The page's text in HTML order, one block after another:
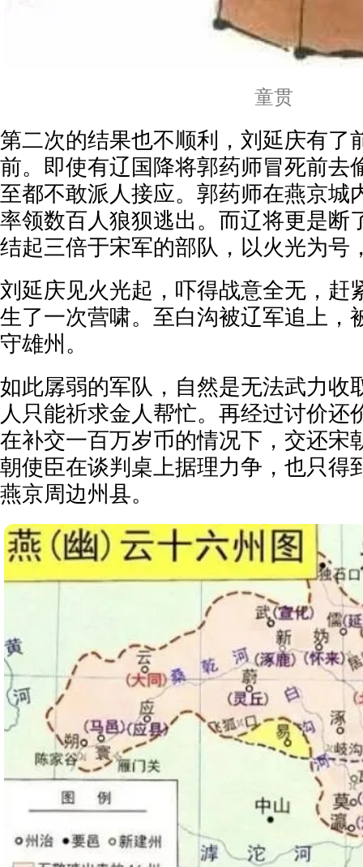
童贯
第二次的结果也不顺利，刘延庆有了
前。即使有辽国降将郭药师冒死前去
至都不敢派人接应。郭药师在燕京城
率领数百人狼狈逃出。而辽将更是断
结起三倍于宋军的部队，以火光为号
刘延庆见火光起，吓得战意全无，赶
生了一次营啸。至白沟被辽军追上，
守雄州。
如此孱弱的军队，自然是无法武力收
人只能祈求金人帮忙。再经过讨价还
在补交一百万岁币的情况下，交还宋
朝使臣在谈判桌上据理力争，也只得
燕京周边州县。